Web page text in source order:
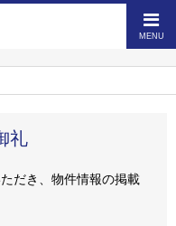
MENU
礼
だき、物件情報の掲載